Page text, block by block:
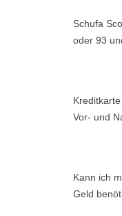
Schufa
oder 93
Vor- und
Kann ich
Geld